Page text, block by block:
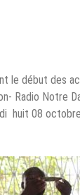
le début des
Radio Notre
huit 08